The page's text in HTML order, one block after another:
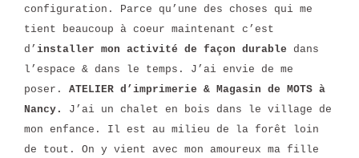
configuration. Parce qu’une des choses qui me
tient beaucoup à coeur maintenant c’est
d’ installer mon activité de façon durable dans
l’espace & dans le temps. J’ai envie de me
poser. ATELIER d’imprimerie & Magasin de MOTS à
Nancy.
J’ai un chalet en bois dans le village de
mon enfance. Il est au milieu de la forêt loin
de tout. On y vient avec mon amoureux ma fille